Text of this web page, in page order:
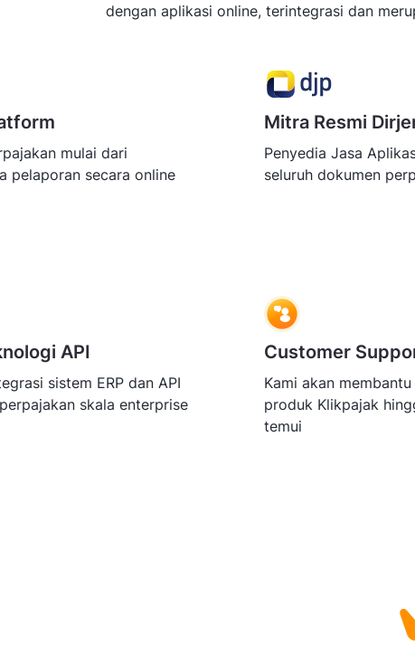
dengan aplikasi online, terintegrasi dan
mulai dari
pelaporan secara online
Mitra Resmi
Penyedia Jasa
seluruh dokumen
API
sistem ERP dan API
skala enterprise
Customer
Kami akan
produk Klikpajak
temui